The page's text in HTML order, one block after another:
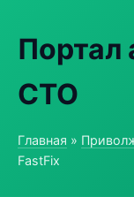
Портал
СТО
Главная »
FastFix